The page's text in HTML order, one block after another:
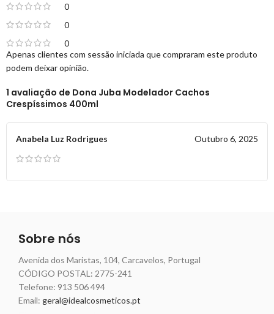
0
0
0
1 avaliação de Dona Juba Modelador Cachos
Crespíssimos 400ml
Anabela Luz Rodrigues Outubro 6, 2025
Apenas clientes com sessão iniciada que compraram este produto
podem deixar opinião.
Sobre nós
Avenida dos Maristas, 104, Carcavelos, Portugal
CÓDIGO POSTAL: 2775-241
Telefone: 913 506 494
Email: geral@idealcosmeticos.pt